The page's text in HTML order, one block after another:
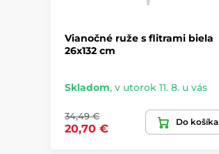
Vianočné ruže s flitrami biela
26x132 cm
Skladom, v utorok 11. 8. u vás
34,49 €
20,70 €
Do košíka